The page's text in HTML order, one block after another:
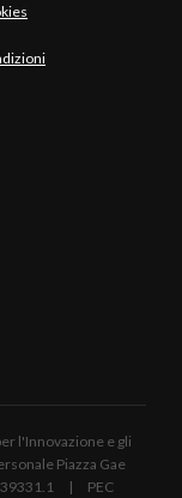
l'Innovazione e gli
Piazza Gae
39331.1 | PEC